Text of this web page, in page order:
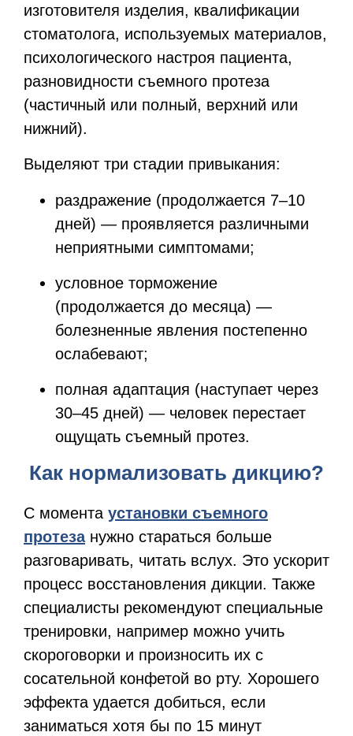
изготовителя изделия, квалификации
стоматолога, используемых материалов,
психологического настроя пациента,
разновидности съемного протеза
(частичный или полный, верхний или
нижний).
Выделяют три стадии привыкания:
раздражение (продолжается 7–10
дней) — проявляется различными
неприятными симптомами;
условное торможение
(продолжается до месяца) —
болезненные явления постепенно
ослабевают;
полная адаптация (наступает через
30–45 дней) — человек перестает
ощущать съемный протез.
Как нормализовать дикцию?
С момента установки съемного
протезанужно стараться больше
разговаривать, читать вслух. Это ускорит
процесс восстановления дикции. Также
специалисты рекомендуют специальные
тренировки, например можно учить
скороговорки и произносить их с
сосательной конфетой во рту. Хорошего
эффекта удается добиться, если
заниматься хотя бы по 15 минут